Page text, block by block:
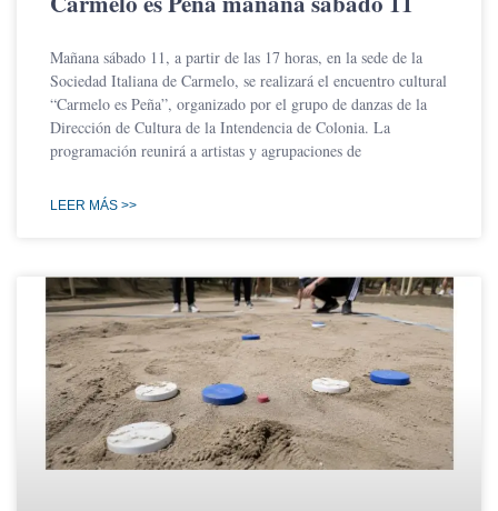
Mañana sábado 11, a partir de las 17 horas, en la sede de la
Sociedad Italiana de Carmelo, se realizará el encuentro cultural
“Carmelo es Peña”, organizado por el grupo de danzas de la
Dirección de Cultura de la Intendencia de Colonia. La
programación reunirá a artistas y agrupaciones de
LEER MÁS >>